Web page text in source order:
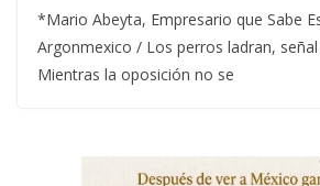
*Mario Abeyta, Empresario que Sabe
Argonmexico / Los perros ladran,
Mientras la oposición no se